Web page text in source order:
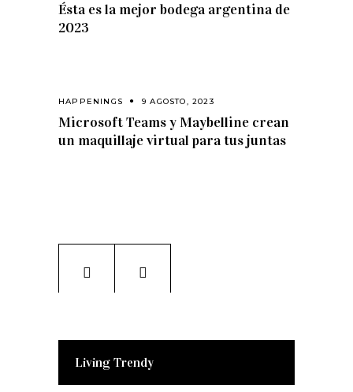
Ésta es la mejor bodega argentina de
2023
HAPPENINGS 9 AGOSTO, 2023
Microsoft Teams y Maybelline crean
un maquillaje virtual para tus juntas
Living Trendy